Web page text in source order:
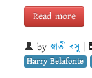
Read more
byস্বাতী বসু|
Harry Belafonte